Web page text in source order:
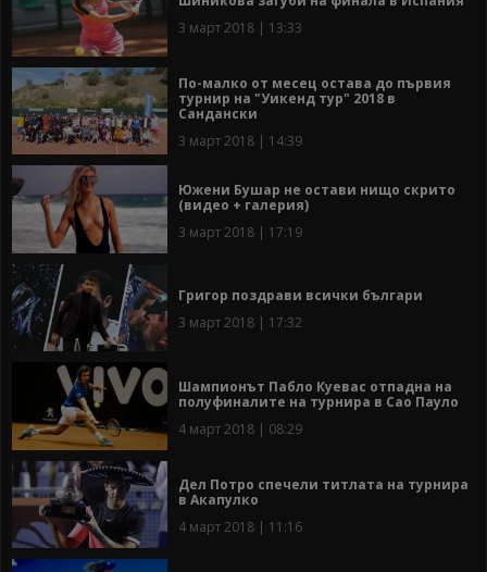
3 март 2018 | 13:33
По-малко от месец остава до първия
турнир на "Уикенд тур" 2018 в
Сандански
3 март 2018 | 14:39
Южени Бушар не остави нищо скрито
(видео + галерия)
3 март 2018 | 17:19
Григор поздрави всички българи
3 март 2018 | 17:32
Шампионът Пабло Куевас отпадна на
полуфиналите на турнира в Сао Пауло
4 март 2018 | 08:29
Дел Потро спечели титлата на турнира
в Акапулко
4 март 2018 | 11:16